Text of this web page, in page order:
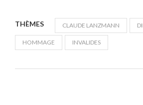
THÈMES CLAUDE LANZMANN
HOMMAGE INVALIDES